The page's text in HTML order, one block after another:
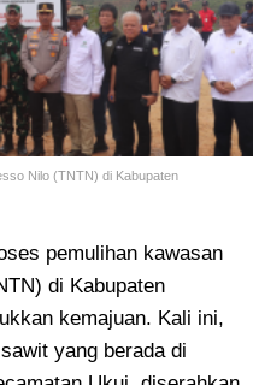
Nilo (TNTN) di Kabupaten
pemulihan kawasan
di Kabupaten
kemajuan. Kali ini,
yang berada di